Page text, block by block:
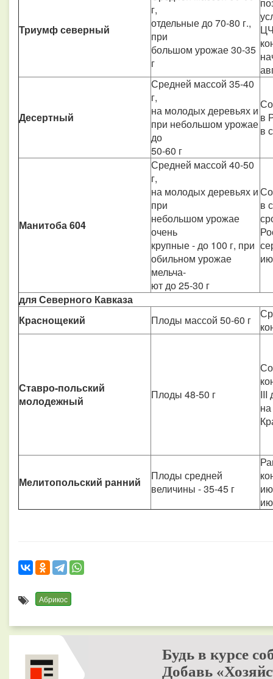
Триумф северный
г,
отдельные до 70-80 г.,
при
большом урожае 30-35
г
Десертный
Средней массой 35-40
г,
на молодых деревьях и
при небольшом урожае
до
50-60 г
в
в
Манитоба 604
Средней массой 40-50
г,
на молодых деревьях и
при
небольшом урожае
очень
крупные - до 100 г, при
обильном урожае
мельча-
ют до 25-30 г
в
для Северного Кавказа
Краснощекий
Плоды массой 50-60 г
Ставро-польский
молодежный
Плоды 48-50 г
III
Мелитопольский ранний
Плоды средней
величины - 35-45 г
Абрикос
Будь в курсе
Добавь